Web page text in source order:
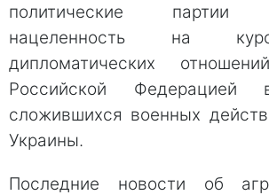
политические партии
нацеленность на
дипломатических
Российской Федерацией
сложившихся военных
Украины.
Последние новости об